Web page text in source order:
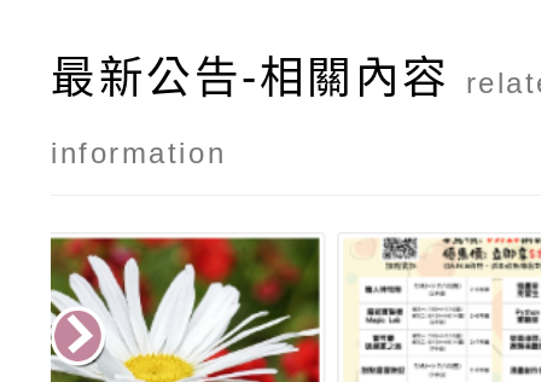
最新公告-相關內容
information